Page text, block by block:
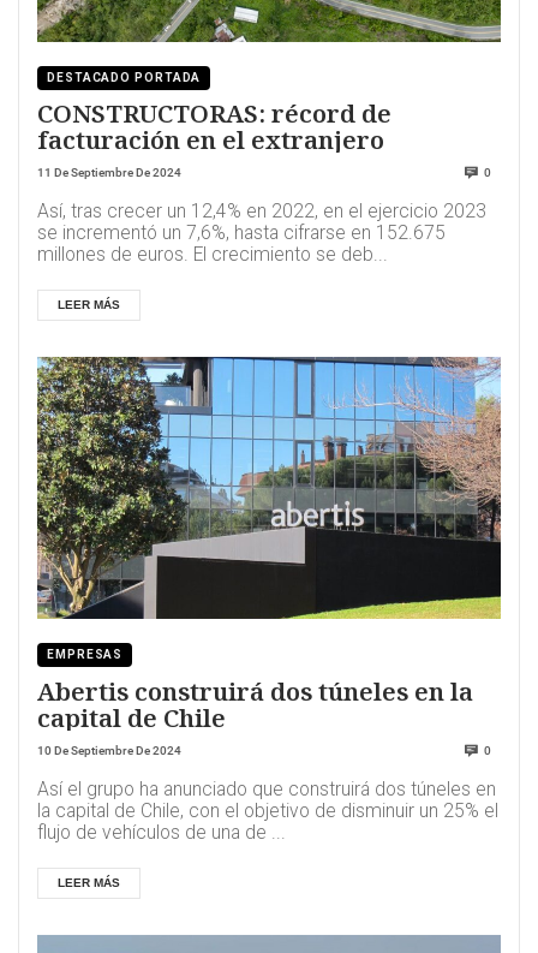
DESTACADO PORTADA
CONSTRUCTORAS: récord de
facturación en el extranjero
11 De Septiembre De 2024 0
Así, tras crecer un 12,4% en 2022, en el ejercicio 2023
se incrementó un 7,6%, hasta cifrarse en 152.675
millones de euros. El crecimiento se deb...
LEER MÁS
EMPRESAS
Abertis construirá dos túneles en la
capital de Chile
10 De Septiembre De 2024 0
Así el grupo ha anunciado que construirá dos túneles en
la capital de Chile, con el objetivo de disminuir un 25% el
flujo de vehículos de una de ...
LEER MÁS